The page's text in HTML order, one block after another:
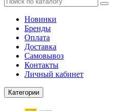
Новинки
Бренды
Оплата
Доставка
Самовывоз
Контакты
Личный кабинет
Категории